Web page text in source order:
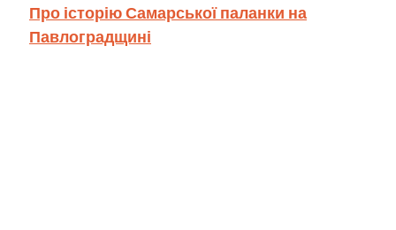
Про історію Самарської паланки на
Павлоградщині